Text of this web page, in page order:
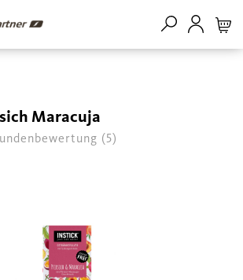
Maracuja
(5)